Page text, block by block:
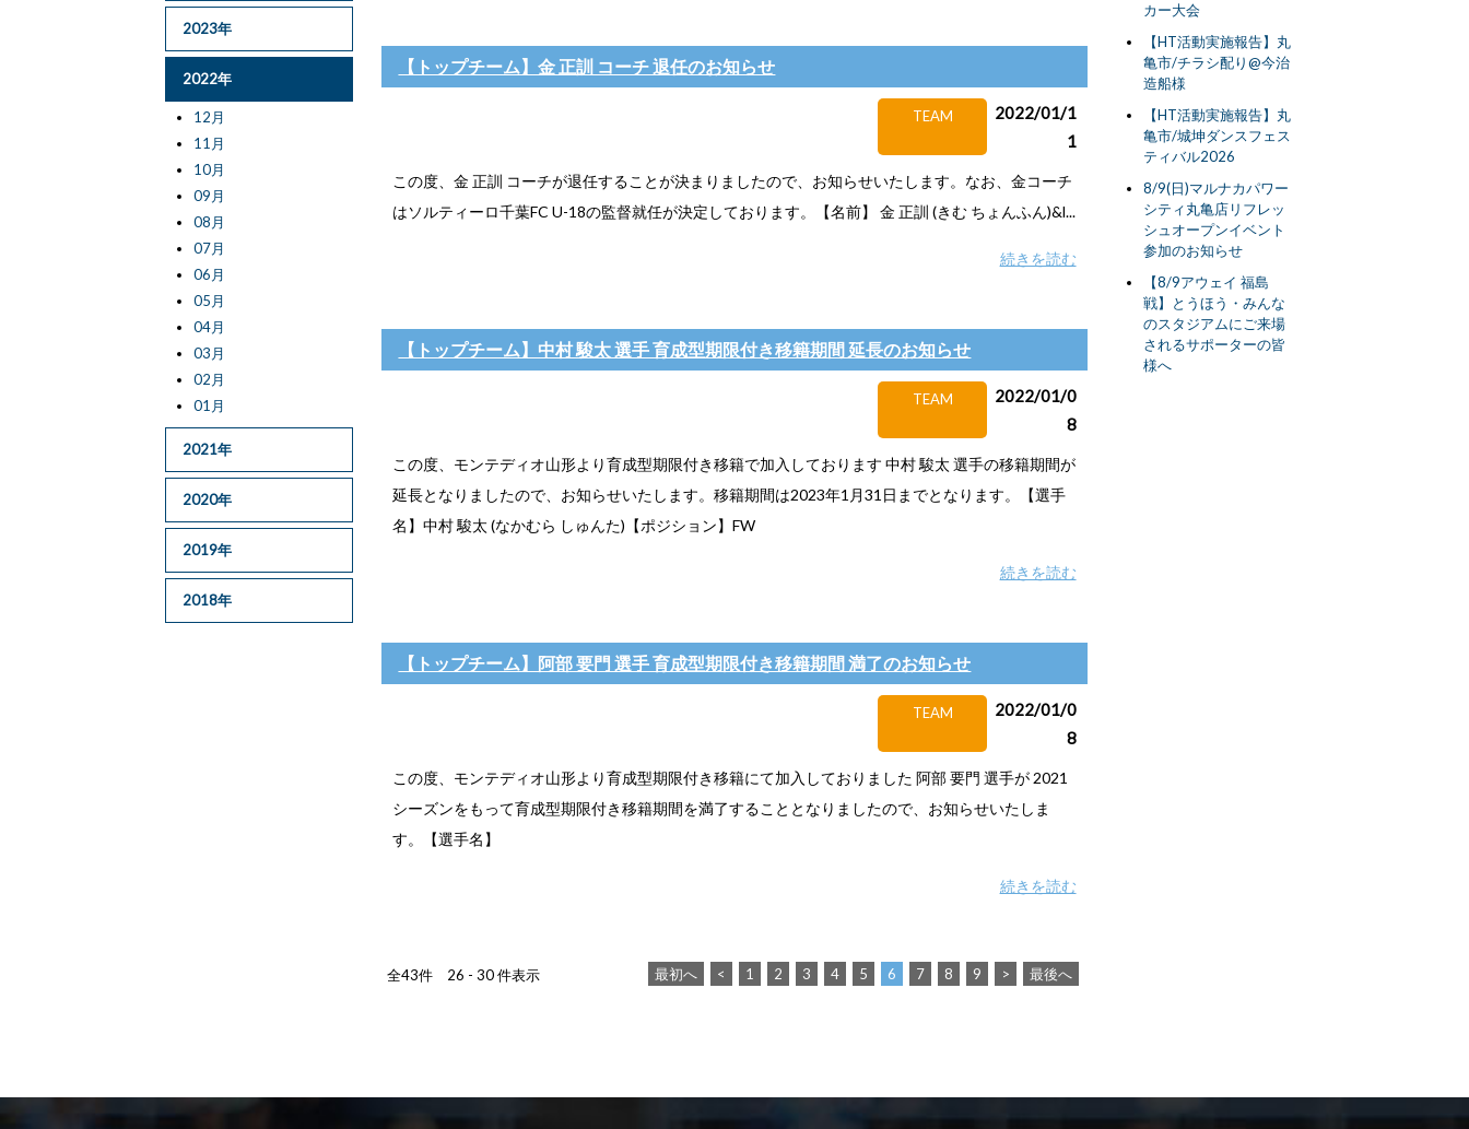
2023年
2022年
12月
11月
10月
09月
08月
07月
06月
05月
04月
03月
02月
01月
2021年
2020年
2019年
2018年
【トップチーム】金 正訓 コーチ 退任のお知らせ
TEAM
2022/01/1
1
この度、金 正訓 コーチが退任することが決まりましたので、お知らせいたします。なお、金コーチ
はソルティーロ千葉FC U-18の監督就任が決定しております。【名前】 金 正訓 (きむ ちょんふん)&l...
続きを読む
【トップチーム】中村 駿太 選手 育成型期限付き移籍期間 延長のお知らせ
TEAM
2022/01/0
8
この度、モンテディオ山形より育成型期限付き移籍で加入しております 中村 駿太 選手の移籍期間が
延長となりましたので、お知らせいたします。移籍期間は2023年1月31日までとなります。【選手
名】中村 駿太 (なかむら しゅんた)【ポジション】FW
続きを読む
【トップチーム】阿部 要門 選手 育成型期限付き移籍期間 満了のお知らせ
TEAM
2022/01/0
8
この度、モンテディオ山形より育成型期限付き移籍にて加入しておりました 阿部 要門 選手が 2021
シーズンをもって育成型期限付き移籍期間を満了することとなりましたので、お知らせいたしま
す。【選手名】
続きを読む
全43件 26 - 30 件表示 最初へ < 1 2 3 4 5 6 7 8 9 > 最後へ
カー大会
【HT活動実施報告】丸
亀市/チラシ配り@今治
造船様
【HT活動実施報告】丸
亀市/城坤ダンスフェス
ティバル2026
8/9(日)マルナカパワー
シティ丸亀店リフレッ
シュオープンイベント
参加のお知らせ
【8/9アウェイ 福島
戦】とうほう・みんな
のスタジアムにご来場
されるサポーターの皆
様へ